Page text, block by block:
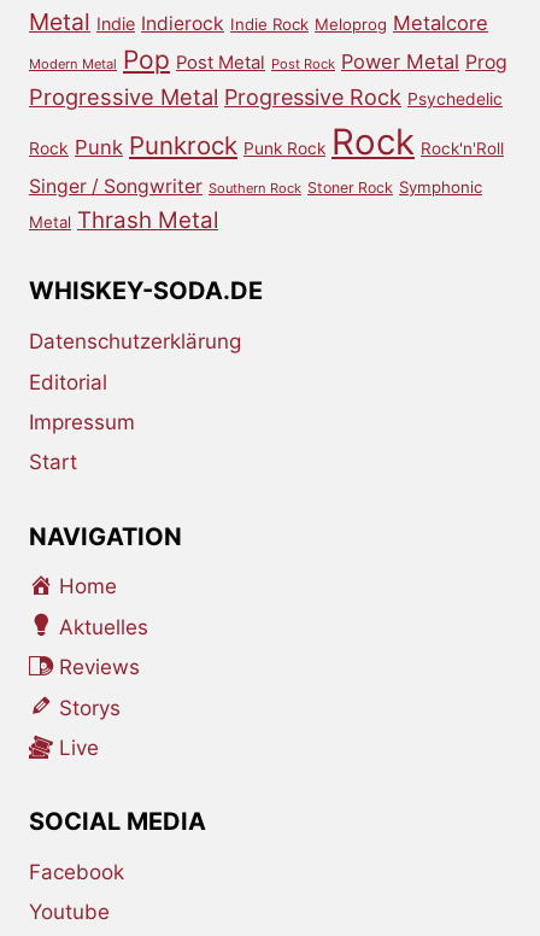
Metal Indie Indierock Indie Rock Meloprog Metalcore
Modern Metal Pop Post Metal Post Rock Power Metal Prog
Progressive Metal Progressive Rock Psychedelic
Rock Punk Punkrock Punk Rock Rock Rock'n'Roll
Singer / Songwriter Southern Rock Stoner Rock Symphonic
Metal Thrash Metal
WHISKEY-SODA.DE
Datenschutzerklärung
Editorial
Impressum
Start
NAVIGATION
Home
Aktuelles
Reviews
Storys
Live
SOCIAL MEDIA
Facebook
Youtube